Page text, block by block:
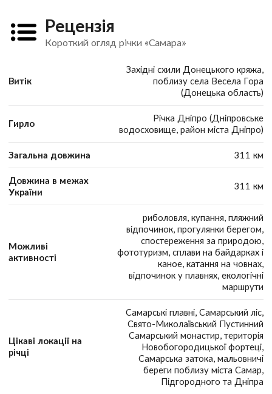
Рецензія
Короткий огляд річки «Самара»
Витік
Західні схили Донецького кряжа,
поблизу села Весела Гора
(Донецька область)
Гирло
Річка Дніпро (Дніпровське
водосховище, район міста Дніпро)
Загальна довжина 311 км
Довжина в межах
України
311 км
Можливі
активності
риболовля, купання, пляжний
відпочинок, прогулянки берегом,
спостереження за природою,
фототуризм, сплави на байдарках і
каное, катання на човнах,
відпочинок у плавнях, екологічні
маршрути
Цікаві локації на
річці
Самарські плавні, Самарський ліс,
Свято-Миколаївський Пустинний
Самарський монастир, територія
Новобогородицької фортеці,
Самарська затока, мальовничі
береги поблизу міста Самар,
Підгородного та Дніпра